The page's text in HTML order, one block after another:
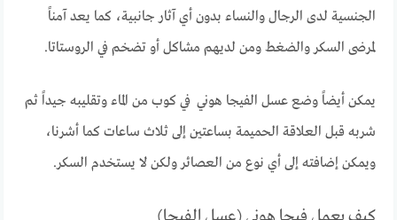
الجنسية لدى الرجال والنساء بدون أي آثار جانبية، كما يعد آمناً
لمرضى السكر والضغط ومن لديهم مشاكل أو تضخم في الروستاتا.
يمكن أيضاً وضع عسل الفيجا هوني في كوب من الماء وتقليبه جيداً ثم
شربه قبل العلاقة الحميمة بساعتين إلى ثلاث ساعات كما أشرنا،
ويمكن إضافته إلى أي نوع من العصائر ولكن لا يستخدم السكر.